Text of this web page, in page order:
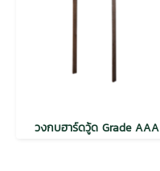
วงกบฮาร์ดวู้ด Grade AAA